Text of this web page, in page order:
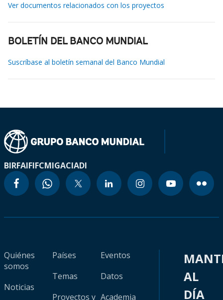
Ver documentos relacionados con los proyectos
BOLETÍN DEL BANCO MUNDIAL
Suscríbase al boletín semanal del Banco Mundial
BIRFAIFIFCMIGACIADI
Quiénes
somos
Noticias
Países
Temas
Proyectos y
Eventos
Datos
Academia
AL
DÍA